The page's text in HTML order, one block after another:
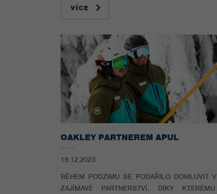
VÍCE
OAKLEY PARTNEREM APUL
19.12.2023
BĚHEM PODZIMU SE PODAŘILO DOMLUVIT
ZAJÍMAVÉ PARTNERSTVÍ, DÍKY